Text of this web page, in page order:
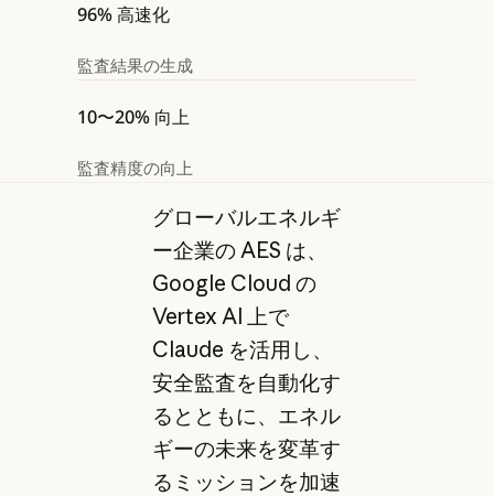
96% 高速化
監査結果の生成
10〜20% 向上
監査精度の向上
グローバルエネルギ
ー企業の AES は、
Google Cloud の
Vertex AI 上で
Claude を活用し、
安全監査を自動化す
るとともに、エネル
ギーの未来を変革す
るミッションを加速